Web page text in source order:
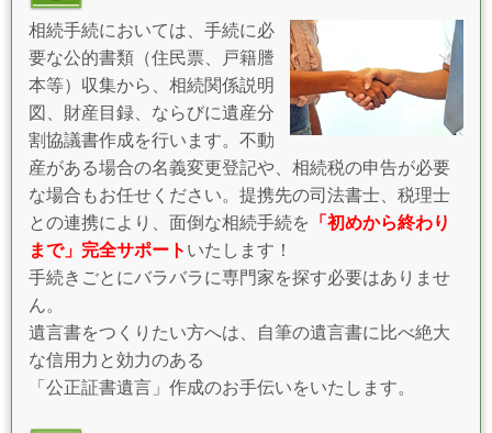
相続手続においては、手続に必
要な公的書類（住民票、戸籍謄
本等）収集から、相続関係説明
図、財産目録、ならびに遺産分
割協議書作成を行います。不動
産がある場合の名義変更登記や、相続税の申告が必要
な場合もお任せください。提携先の司法書士、税理士
との連携により、面倒な相続手続を
「初めから終わり
まで」完全サポート いたします！
手続きごとにバラバラに専門家を探す必要はありませ
ん。
遺言書をつくりたい方へは、自筆の遺言書に比べ絶大
な信用力と効力のある
「公正証書遺言」作成のお手伝いをいたします。